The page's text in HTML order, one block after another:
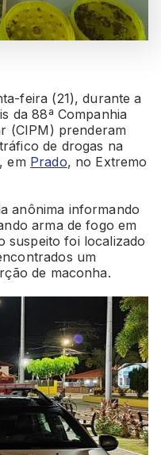
feira (21), durante a
da 88ª Companhia
(CIPM) prenderam
de drogas na
em Prado, no Extremo
anônima informando
arma de fogo em
suspeito foi localizado
um
de maconha.